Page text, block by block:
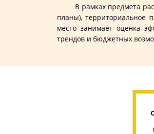
В рамках предмета
планы), территориальное
место занимает оценка
трендов и бюджетных